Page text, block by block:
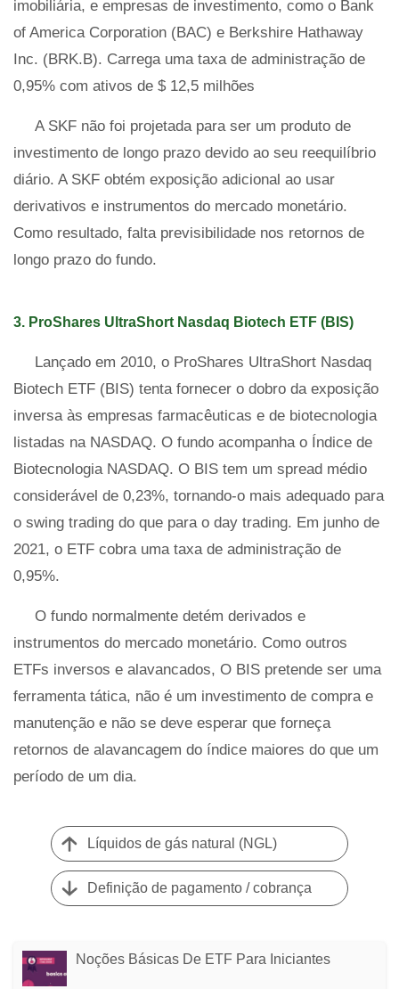
imobiliária, e empresas de investimento, como o Bank
of America Corporation (BAC) e Berkshire Hathaway
Inc. (BRK.B). Carrega uma taxa de administração de
0,95% com ativos de $ 12,5 milhões
A SKF não foi projetada para ser um produto de
investimento de longo prazo devido ao seu reequilíbrio
diário. A SKF obtém exposição adicional ao usar
derivativos e instrumentos do mercado monetário.
Como resultado, falta previsibilidade nos retornos de
longo prazo do fundo.
3. ProShares UltraShort Nasdaq Biotech ETF (BIS)
Lançado em 2010, o ProShares UltraShort Nasdaq
Biotech ETF (BIS) tenta fornecer o dobro da exposição
inversa às empresas farmacêuticas e de biotecnologia
listadas na NASDAQ. O fundo acompanha o Índice de
Biotecnologia NASDAQ. O BIS tem um spread médio
considerável de 0,23%, tornando-o mais adequado para
o swing trading do que para o day trading. Em junho de
2021, o ETF cobra uma taxa de administração de
0,95%.
O fundo normalmente detém derivados e
instrumentos do mercado monetário. Como outros
ETFs inversos e alavancados, O BIS pretende ser uma
ferramenta tática, não é um investimento de compra e
manutenção e não se deve esperar que forneça
retornos de alavancagem do índice maiores do que um
período de um dia.
Líquidos de gás natural (NGL)
Definição de pagamento / cobrança
Noções Básicas De ETF Para Iniciantes